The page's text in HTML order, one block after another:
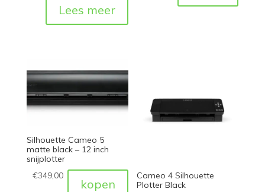
Lees meer
Silhouette Cameo 5
matte black – 12 inch
snijplotter
€349,00
kopen
Cameo 4 Silhouette
Plotter Black